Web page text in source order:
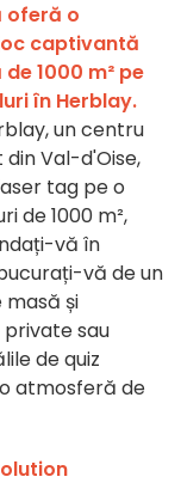
oferă o
captivantă
1000 m² pe
în Herblay.
un centru
Val-d'Oise,
tag pe o
de 1000 m²,
vă în
vă de un
și
sau
de quiz
atmosferă de